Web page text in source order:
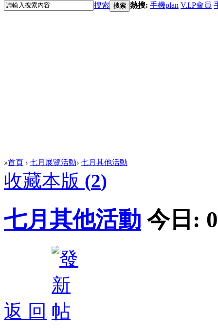
搜索 搜索 熱搜: 手機plan V.I.P會員
»首頁 › 七月展覽活動› 七月其他活動
收藏本版 (2)
七月其他活動 今日: 0
返 回